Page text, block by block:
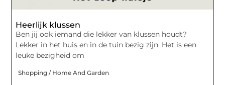
Heerlijk klussen
Ben jij ook iemand die lekker van klussen houdt?
Lekker in het huis en in de tuin bezig zijn. Het is een
leuke bezigheid om
Shopping / Home And Garden